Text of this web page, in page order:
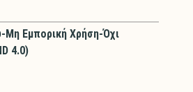
Εμπορική Χρήση-Όχι
4.0)